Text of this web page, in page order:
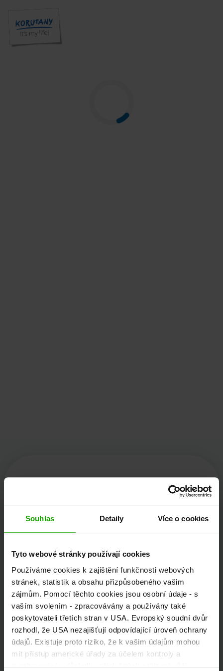
Souhlas Detaily Více o cookies
Tyto webové stránky používají cookies
Používáme cookies k zajištění funkčnosti webových
stránek, statistik a obsahu přizpůsobeného vašim
zájmům. Pomocí těchto cookies jsou osobní údaje - s
vaším svolením - zpracovávány a používány také
poskytovateli třetích stran v USA. Evropský soudní dvůr
rozhodl, že USA nezajišťují odpovídající úroveň ochrany
údajů. Existuje proto riziko, že k vašim údajům mohou
mít přístup americké úřady za účelem kontroly a
monitorování v důsledku příslušných nařízení vůči
9020 Klagenfurt
Rakousko
+43/463/3000
info@kaernten.at